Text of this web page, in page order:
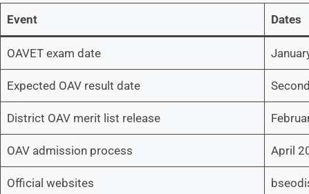
Event Dates
OAVET exam date
Expected OAV result date
District OAV merit list release
OAV admission process April
Official websites